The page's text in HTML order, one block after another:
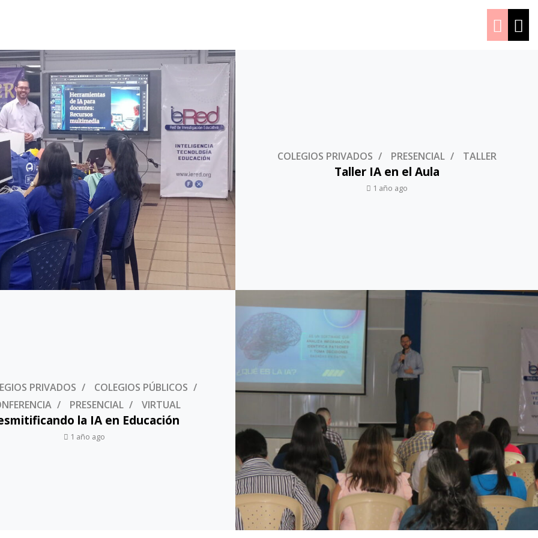
COLEGIOS PRIVADOS PRESENCIAL TALLER
Taller IA en el Aula
1 año ago
PRIVADOS
COLEGIOS PÚBLICOS
PRESENCIAL VIRTUAL
la IA en Educación
1 año ago